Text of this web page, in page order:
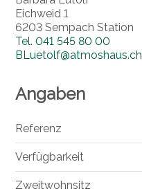
Eichweid 1
6203 Sempach Station
Tel.041 545 80 00
BLuetolf@atmoshaus.ch
Angaben
Referenz
Verfügbarkeit
Zweitwohnsitz